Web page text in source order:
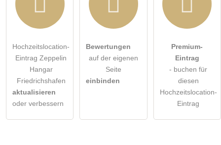
Hochzeitslocation-
Eintrag Zeppelin
Hangar
Friedrichshafen
aktualisieren
oder verbessern
Bewertungen
auf der eigenen
Seite
einbinden
Premium-
Eintrag
- buchen für
diesen
Hochzeitslocation-
Eintrag